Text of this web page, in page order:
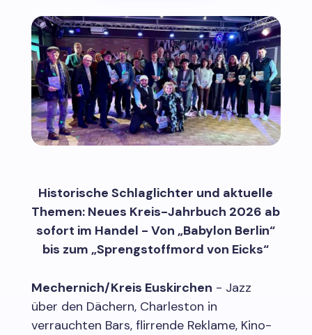
Historische Schlaglichter und aktuelle
Themen: Neues Kreis-Jahrbuch 2026 ab
sofort im Handel - Von „Babylon Berlin“
bis zum „Sprengstoffmord von Eicks“
Mechernich/Kreis Euskirchen - Jazz
über den Dächern, Charleston in
verrauchten Bars, flirrende Reklame, Kino-